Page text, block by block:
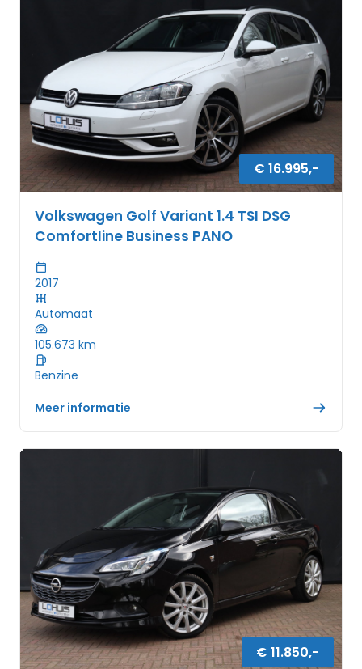
€16.995,-
Volkswagen Golf Variant 1.4 TSI DSG
Comfortline Business PANO
2017
Automaat
105.673 km
Benzine
Meer informatie
€11.850,-